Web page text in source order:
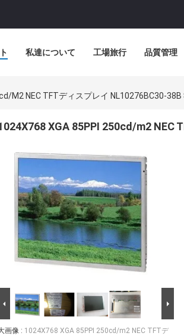
私達について 工場旅行 品質管理
m2 NEC TFTディスプレイ NL10276BC30-
XGA 85PPI 250cd/m2
画像 : 1024X768 XGA 85PPI 250cd/m2 NEC TFTデ